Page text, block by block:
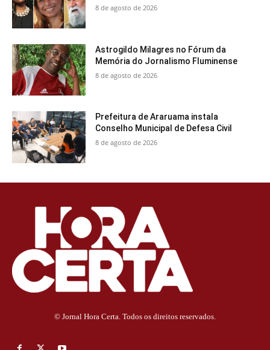
8 de agosto de 2026
Astrogildo Milagres no Fórum da
Memória do Jornalismo Fluminense
8 de agosto de 2026
Prefeitura de Araruama instala
Conselho Municipal de Defesa Civil
8 de agosto de 2026
© Jornal Hora Certa. Todos os direitos reservados.